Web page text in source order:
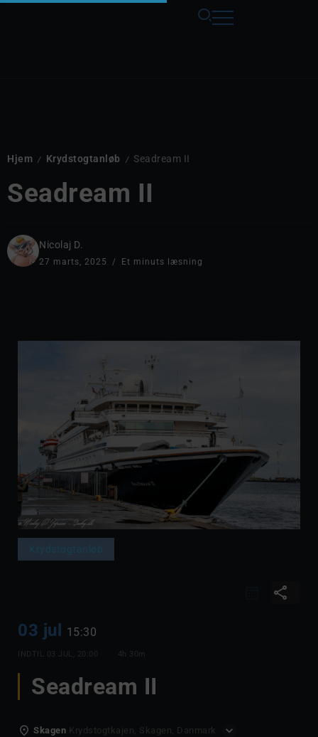
Hjem / Krydstogtanløb / Seadream II
Seadream II
Nicolaj D.
27 marts, 2025 Et minuts læsning
share
03 jul 15:30
INDTIL 03 JUL, 20:00 4h 30m
Seadream II
Skagen Krydstogtkajen, Skagen, Danmark